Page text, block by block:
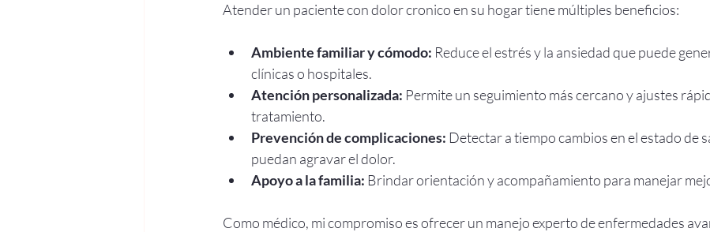
Atender un paciente con dolor cronico en su hogar tiene múltiples beneficios:
Ambiente familiar y cómodo: Reduce el estrés y la ansiedad que puede
clínicas o hospitales.
Atención personalizada: Permite un seguimiento más cercano y ajustes
tratamiento.
Prevención de complicaciones: Detectar a tiempo cambios en el estado de
puedan agravar el dolor.
Apoyo a la familia: Brindar orientación y acompañamiento para manejar
Como médico, mi compromiso es ofrecer un manejo experto de enfermedades